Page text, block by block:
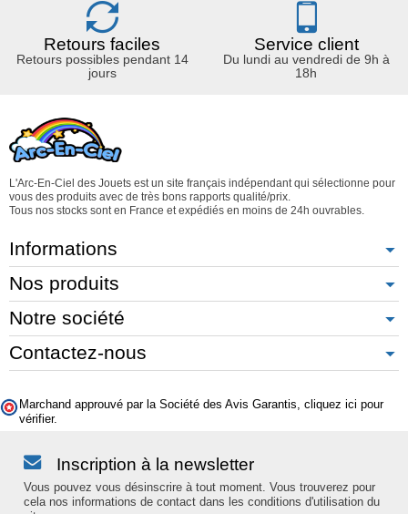
Retours faciles
Retours possibles pendant 14
jours
Service client
Du lundi au vendredi de 9h à
18h
L'Arc-En-Ciel des Jouets est un site français indépendant qui sélectionne pour
vous des produits avec de très bons rapports qualité/prix.
Tous nos stocks sont en France et expédiés en moins de 24h ouvrables.
Informations
Nos produits
Notre société
Contactez-nous
Marchand approuvé par la Société des Avis Garantis, cliquez ici pour
vérifier.
Inscription à la newsletter
Vous pouvez vous désinscrire à tout moment. Vous trouverez pour
cela nos informations de contact dans les conditions d'utilisation du